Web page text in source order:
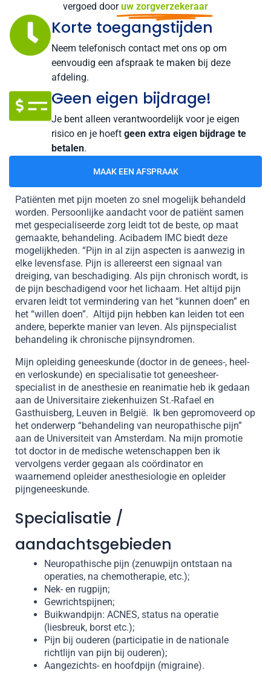
vergoed door uw zorgverzekeraar
Korte toegangstijden
Neem telefonisch contact met ons op om
eenvoudig een afspraak te maken bij deze
afdeling.
Geen eigen bijdrage!
Je bent alleen verantwoordelijk voor je eigen
risico en je hoeft geen extra eigen bijdrage te
betalen.
MAAK EEN AFSPRAAK
Patiënten met pijn moeten zo snel mogelijk behandeld
worden. Persoonlijke aandacht voor de patiënt samen
met gespecialiseerde zorg leidt tot de beste, op maat
gemaakte, behandeling. Acibadem IMC biedt deze
mogelijkheden. “Pijn in al zijn aspecten is aanwezig in
elke levensfase. Pijn is allereerst een signaal van
dreiging, van beschadiging. Als pijn chronisch wordt, is
de pijn beschadigend voor het lichaam. Het altijd pijn
ervaren leidt tot vermindering van het “kunnen doen” en
het “willen doen”. Altijd pijn hebben kan leiden tot een
andere, beperkte manier van leven. Als pijnspecialist
behandeling ik chronische pijnsyndromen.
Mijn opleiding geneeskunde (doctor in de genees-, heel-
en verloskunde) en specialisatie tot geneesheer-
specialist in de anesthesie en reanimatie heb ik gedaan
aan de Universitaire ziekenhuizen St.-Rafael en
Gasthuisberg, Leuven in België. Ik ben gepromoveerd op
het onderwerp “behandeling van neuropathische pijn”
aan de Universiteit van Amsterdam. Na mijn promotie
tot doctor in de medische wetenschappen ben ik
vervolgens verder gegaan als coördinator en
waarnemend opleider anesthesiologie en opleider
pijngeneeskunde.
Specialisatie /
aandachtsgebieden
Neuropathische pijn (zenuwpijn ontstaan na
operaties, na chemotherapie, etc.);
Nek- en rugpijn;
Gewrichtspijnen;
Buikwandpijn: ACNES, status na operatie
(liesbreuk, borst etc.);
Pijn bij ouderen (participatie in de nationale
richtlijn van pijn bij ouderen);
Aangezichts- en hoofdpijn (migraine).